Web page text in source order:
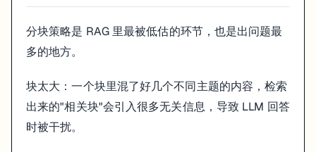
检索策略
MMR（Maximum Marginal Relevance）：如果检索出来的 5 个块
retriever = vectorstore.as_retriever(
    search_type=
分块策略是 RAG 里最被低估的环节，也是出问题最
多的地方。
块太大：一个块里混了好几个不同主题的内容，检索
出来的"相关块"会引入很多无关信息，导致 LLM 回答
时被干扰。